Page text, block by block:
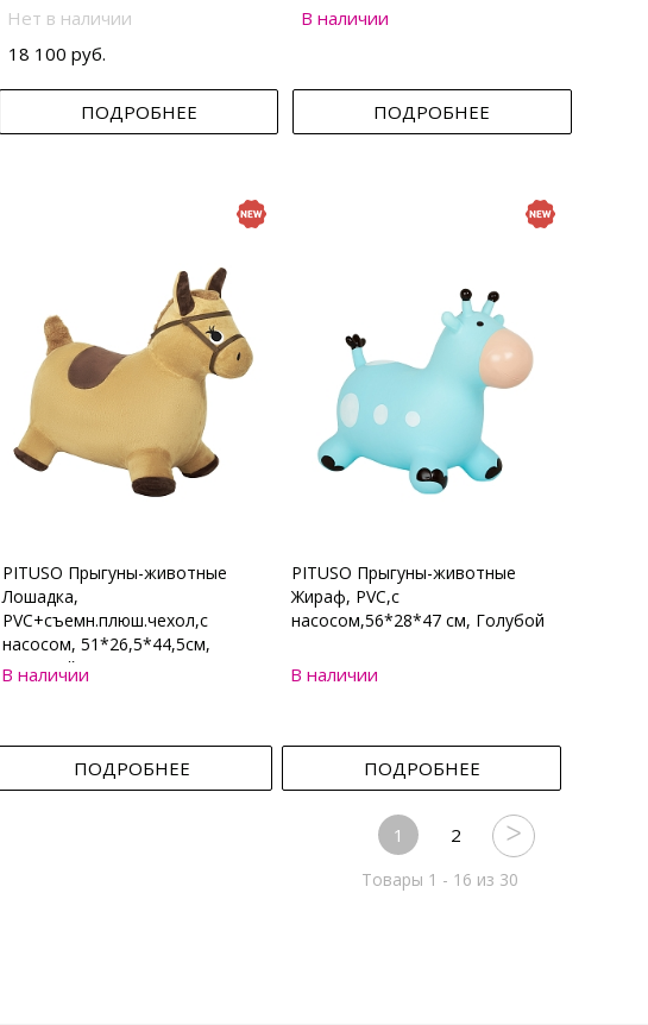
Нет в наличии
18 100 руб.
ПОДРОБНЕЕ
В наличии
ПОДРОБНЕЕ
PITUSO Прыгуны-животные
Лошадка,
PVC+съемн.плюш.чехол,с
насосом, 51*26,5*44,5см,
Бежевый
В наличии
ПОДРОБНЕЕ
PITUSO Прыгуны-животные
Жираф, PVC,с
насосом,56*28*47 см, Голубой
В наличии
ПОДРОБНЕЕ
1 2
Товары 1 - 16 из 30